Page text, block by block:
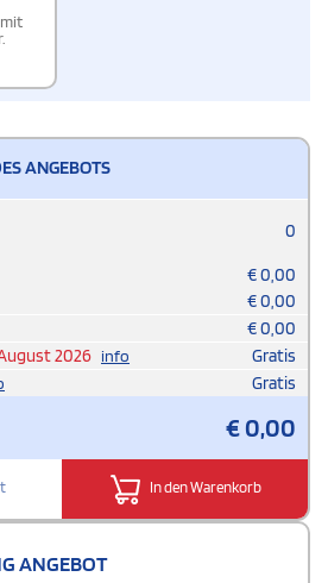
ANGEBOTS
0
€0,00
€0,00
€0,00
2026 info
Gratis
Gratis
€0,00
In den Warenkorb
ANGEBOT